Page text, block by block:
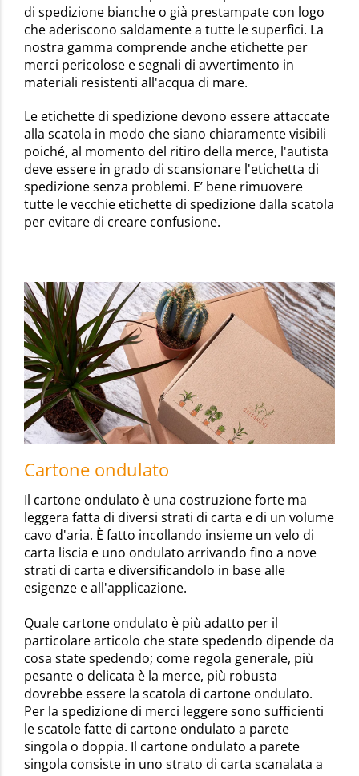
di spedizione bianche o già prestampate con logo
che aderiscono saldamente a tutte le superfici. La
nostra gamma comprende anche etichette per
merci pericolose e segnali di avvertimento in
materiali resistenti all'acqua di mare.
Le etichette di spedizione devono essere attaccate
alla scatola in modo che siano chiaramente visibili
poiché, al momento del ritiro della merce, l'autista
deve essere in grado di scansionare l'etichetta di
spedizione senza problemi. E’ bene rimuovere
tutte le vecchie etichette di spedizione dalla scatola
per evitare di creare confusione.
Cartone ondulato
Il cartone ondulato è una costruzione forte ma
leggera fatta di diversi strati di carta e di un volume
cavo d'aria. È fatto incollando insieme un velo di
carta liscia e uno ondulato arrivando fino a nove
strati di carta e diversificandolo in base alle
esigenze e all'applicazione.
Quale cartone ondulato è più adatto per il
particolare articolo che state spedendo dipende da
cosa state spedendo; come regola generale, più
pesante o delicata è la merce, più robusta
dovrebbe essere la scatola di cartone ondulato.
Per la spedizione di merci leggere sono sufficienti
le scatole fatte di cartone ondulato a parete
singola o doppia. Il cartone ondulato a parete
singola consiste in uno strato di carta scanalata a